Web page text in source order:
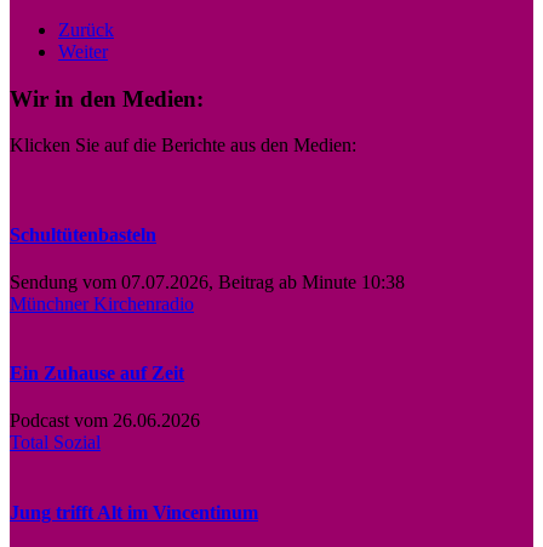
Zurück
Weiter
Wir in den Medien:
Klicken Sie auf die Berichte aus den Medien:
Schultütenbasteln
Sendung vom 07.07.2026, Beitrag ab Minute 10:38
Münchner Kirchenradio
Ein Zuhause auf Zeit
Podcast vom 26.06.2026
Total Sozial
Jung trifft Alt im Vincentinum